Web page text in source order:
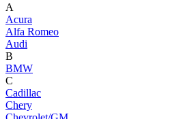
A
Acura
Alfa Romeo
Audi
B
BMW
C
Cadillac
Chery